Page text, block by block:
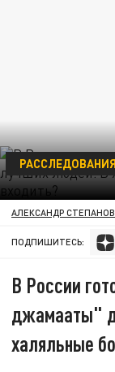
АЛЕКСАНДР СТЕПАНОВ
ПОДПИШИТЕСЬ:
В России
джамааты"
халяльные